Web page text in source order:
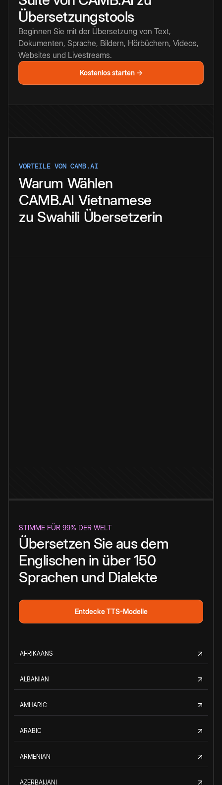
Übersetzungstools
Beginnen Sie mit der Übersetzung von Text,
Dokumenten, Sprache, Bildern, Hörbüchern, Videos,
Websites und Livestreams.
Kostenlos starten →
VORTEILE VON CAMB.AI
Warum Wählen
CAMB.AI Vietnamese
zu Swahili Übersetzerin
STIMME FÜR 99% DER WELT
Übersetzen Sie aus dem
Englischen in über 150
Sprachen und Dialekte
Entdecke TTS-Modelle
AFRIKAANS
ALBANIAN
AMHARIC
ARABIC
ARMENIAN
AZERBAIJANI